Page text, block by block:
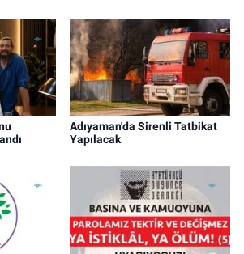
Adıyaman'da Sirenli Tatbikat
Yapılacak